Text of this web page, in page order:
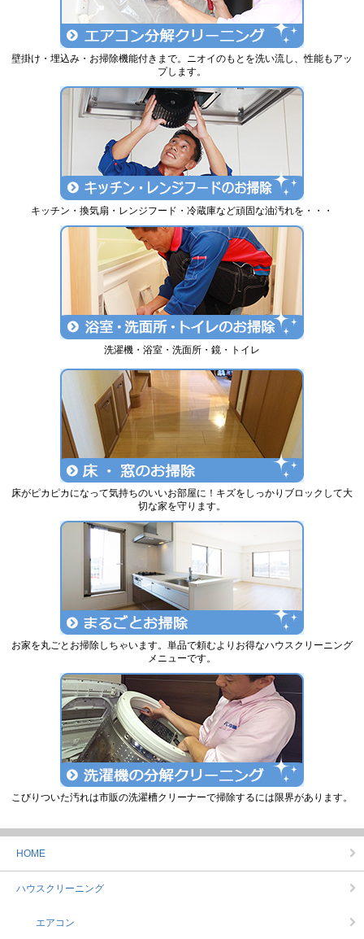
壁掛け・埋込み・お掃除機能付きまで。ニオイのもとを洗い流し、性能もアッ
プします。
キッチン・換気扇・レンジフード・冷蔵庫など頑固な油汚れを・・・
洗濯機・浴室・洗面所・鏡・トイレ
床がピカピカになって気持ちのいいお部屋に！キズをしっかりブロックして大
切な家を守ります。
お家を丸ごとお掃除しちゃいます。単品で頼むよりお得なハウスクリーニング
メニューです。
こびりついた汚れは市販の洗濯槽クリーナーで掃除するには限界があります。
HOME
ハウスクリーニング
エアコン